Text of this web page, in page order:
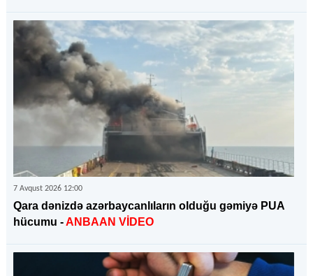
7 Avqust 2026 12:00
Qara dənizdə azərbaycanlıların olduğu gəmiyə PUA
hücumu -ANBAAN VİDEO